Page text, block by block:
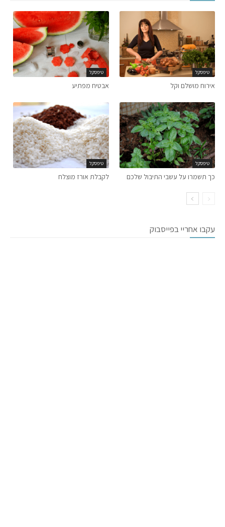
טיפסקל
אירוח מושלם וקל
טיפסקל
אבטיח מפתיע
טיפסקל
כך תשמרו על עשבי התיבול שלכם
טיפסקל
לקבלת אורז מוצלח
עקבו אחריי בפייסבוק